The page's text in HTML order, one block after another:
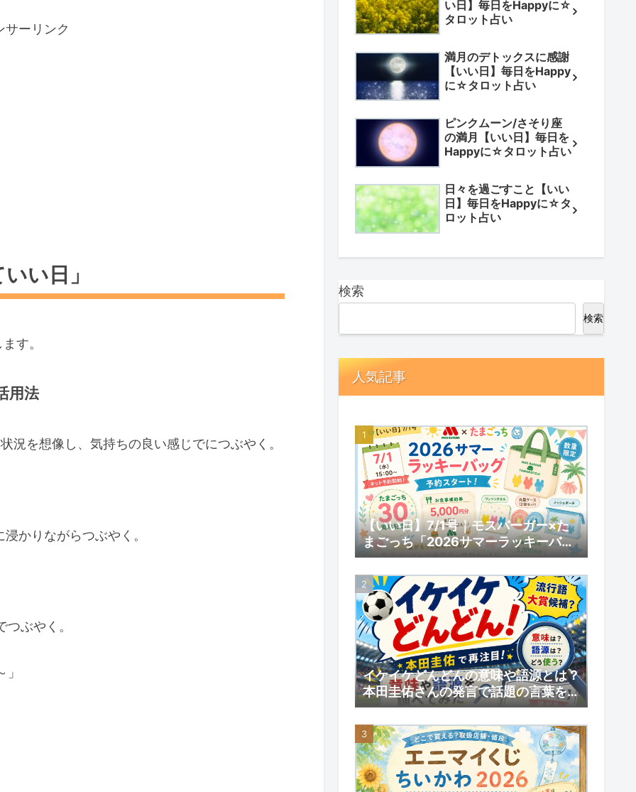
の活用法
サーリンク
い日」
す。
用法
を想像し、気持ちの良い感じでにつぶやく。
かりながらつぶやく。
ぶやく。
い日】毎日をHappyに☆
タロット占い
満月のデトックスに感謝
【いい日】毎日をHappy
に☆タロット占い
ピンクムーン/さそり座
の満月【いい日】毎日を
Happyに☆タロット占い
日々を過ごすこと【いい
日】毎日をHappyに☆タ
ロット占い
検索
検索
人気記事
【いい日】7/1号｜モスバーガー×た
まごっち「2026サマーラッキーバッ
グ」予約スタート！数量限定の内容と
予約情報
イケイケどんどんの意味や語源とは？
本田圭佑さんの発言で話題の言葉を調
べてみた｜【いい日】増刊号